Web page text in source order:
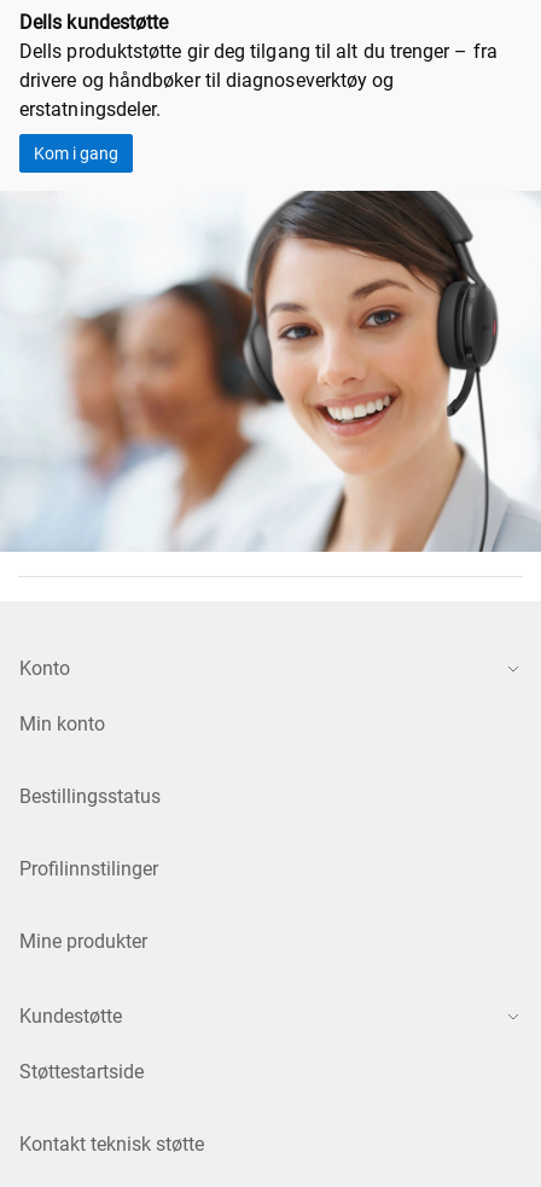
Dells kundestøtte
Dells produktstøtte gir deg tilgang til alt du trenger – fra
drivere og håndbøker til diagnoseverktøy og
erstatningsdeler.
Kom i gang
Konto
Min konto
Bestillingsstatus
Profilinnstilinger
Mine produkter
Kundestøtte
Støttestartside
Kontakt teknisk støtte